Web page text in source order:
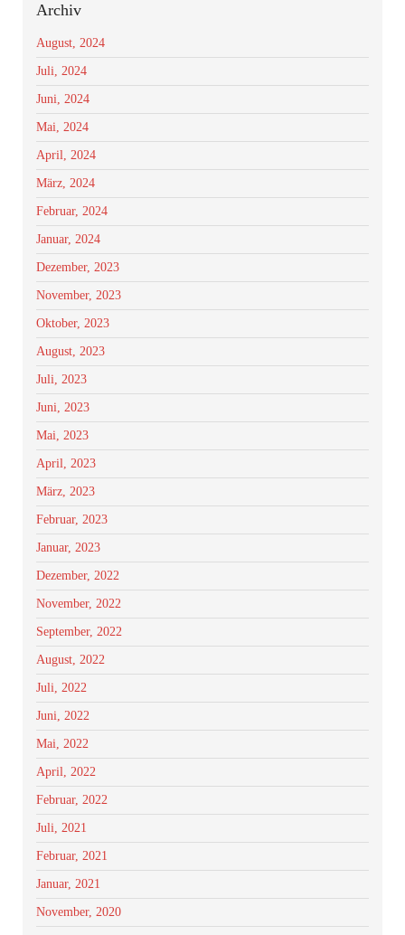
Archiv
August, 2024
Juli, 2024
Juni, 2024
Mai, 2024
April, 2024
März, 2024
Februar, 2024
Januar, 2024
Dezember, 2023
November, 2023
Oktober, 2023
August, 2023
Juli, 2023
Juni, 2023
Mai, 2023
April, 2023
März, 2023
Februar, 2023
Januar, 2023
Dezember, 2022
November, 2022
September, 2022
August, 2022
Juli, 2022
Juni, 2022
Mai, 2022
April, 2022
Februar, 2022
Juli, 2021
Februar, 2021
Januar, 2021
November, 2020